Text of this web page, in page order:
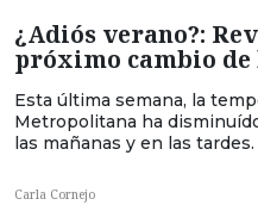
¿Adiós verano?:
próximo cambio de
Esta última semana, la
Metropolitana ha
las mañanas y en las tardes.
Carla Cornejo